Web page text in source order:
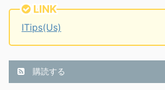
LINK
ITips(Us)
購読する